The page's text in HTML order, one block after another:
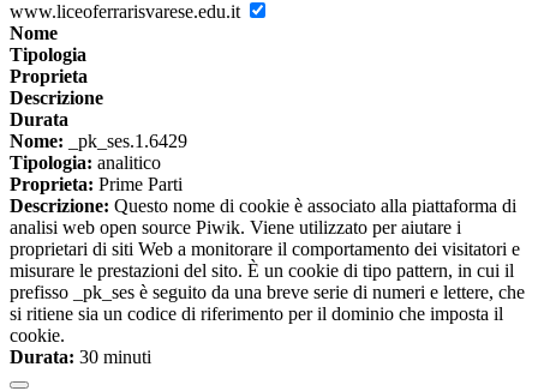
www.liceoferrarisvarese.edu.it
Nome
Tipologia
Proprieta
Descrizione
Durata
Nome: _pk_ses.1.6429
Tipologia: analitico
Proprieta: Prime Parti
Descrizione: Questo nome di cookie è associato alla piattaforma di
analisi web open source Piwik. Viene utilizzato per aiutare i
proprietari di siti Web a monitorare il comportamento dei visitatori e
misurare le prestazioni del sito. È un cookie di tipo pattern, in cui il
prefisso _pk_ses è seguito da una breve serie di numeri e lettere, che
si ritiene sia un codice di riferimento per il dominio che imposta il
cookie.
Durata: 30 minuti